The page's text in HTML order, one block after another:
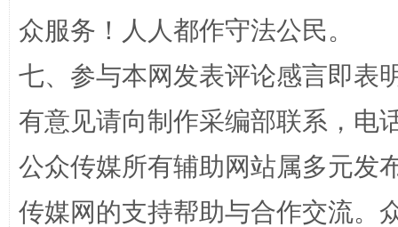
众服务！人人都作守法公民。
七、参与本网发表评论感言即表
有意见请向制作采编部联系，电
公众传媒所有辅助网站属多元发
传媒网的支持帮助与合作交流。